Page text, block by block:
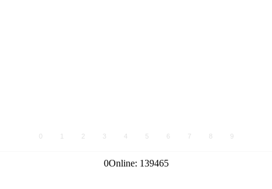
0 1 2 3 4 5 6 7 8 9
0Online: 139465